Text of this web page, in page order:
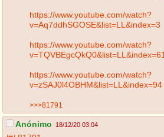
https://www.youtube.com/watch?
v=Aq7ddhSGOSE&list=LL&index=3
https://www.youtube.com/watch?
v=TQVBEgcQkQ0&list=LL&index=61
https://www.youtube.com/watch?
v=zSAJ0l4OBHM&list=LL&index=94
>>>81791
Anónimo 18/12/20 03:04